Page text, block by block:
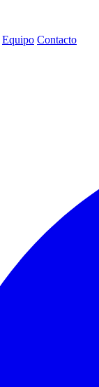
Equipo Contacto